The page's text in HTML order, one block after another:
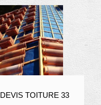
DEVIS TOITURE 33